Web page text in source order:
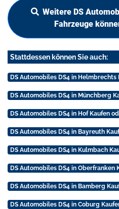
Weitere DS
Fahrzeuge
Stattdessen können Sie auch:
DS Automobiles DS4 in Helmbrechts
DS Automobiles DS4 in Münchberg
DS Automobiles DS4 in Hof Kaufen
DS Automobiles DS4 in Bayreuth
DS Automobiles DS4 in Kulmbach
DS Automobiles DS4 in Oberfranken
DS Automobiles DS4 in Bamberg
DS Automobiles DS4 in Coburg